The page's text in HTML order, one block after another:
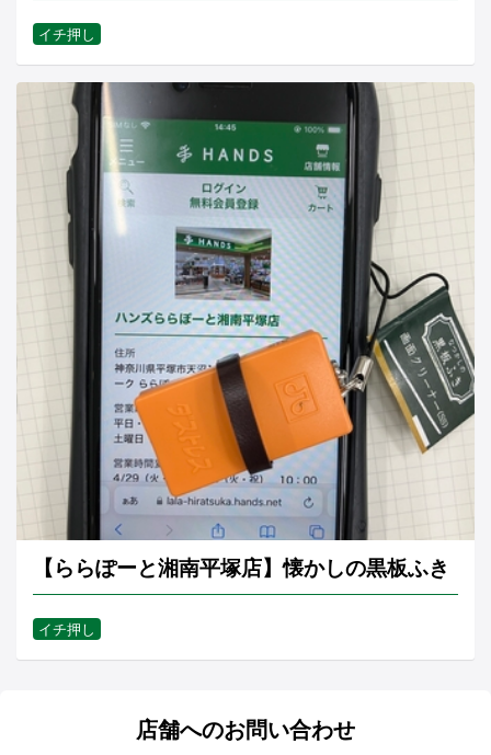
イチ押し
【ららぽーと湘南平塚店】懐かしの黒板ふき
イチ押し
店舗へのお問い合わせ